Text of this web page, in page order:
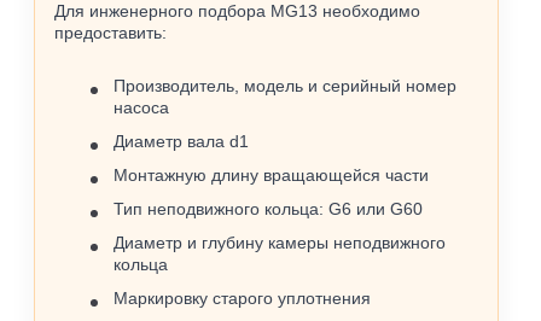
Для инженерного подбора MG13 необходимо
предоставить:
Производитель, модель и серийный номер
насоса
Диаметр вала d1
Монтажную длину вращающейся части
Тип неподвижного кольца: G6 или G60
Диаметр и глубину камеры неподвижного
кольца
Маркировку старого уплотнения